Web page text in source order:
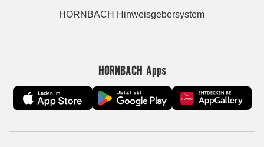
HORNBACH Hinweisgebersystem
HORNBACH Apps